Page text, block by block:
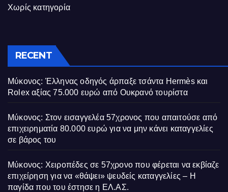
Χωρίς κατηγορία
RECENT
Μύκονος: Έλληνας οδηγός άρπαξε τσάντα Hermès και
Rolex αξίας 75.000 ευρώ από Ουκρανό τουρίστα
Μύκονος: Στον εισαγγελέα 57χρονος που απαιτούσε από
επιχειρηματία 80.000 ευρώ για να μην κάνει καταγγελίες
σε βάρος του
Μύκονος: Χειροπέδες σε 57χρονο που φέρεται να εκβίαζε
επιχείρηση για να «θάψει» ψευδείς καταγγελίες – Η
παγίδα που του έστησε η ΕΛ.ΑΣ.